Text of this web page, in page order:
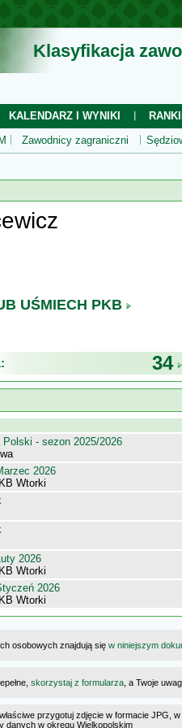
Klasyfikacja
KALENDARZ I WYNIKI
Zawodnicy zagraniczni
UŚMIECH PKB
34
- sezon 2025/2026
2026
Wtorki
2026
Wtorki
2026
Wtorki
osobowych znajdują się w niniejszym
skorzystaj z formularza , a Twoje
przygotuj zdjęcie w formacie JPG,
danych w okręgu Wielkopolskim